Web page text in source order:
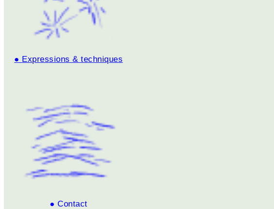
● Expressions & techniques
● Contact